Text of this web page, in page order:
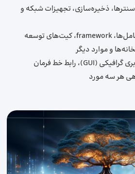
ذخیره‌سازی، تجهیزات شبکه و
: سیستم‌عامل‌ها، framework، کیت‌های توسعه
: رابط کاربری گرافیکی (GUI)، رابط خط فرمان